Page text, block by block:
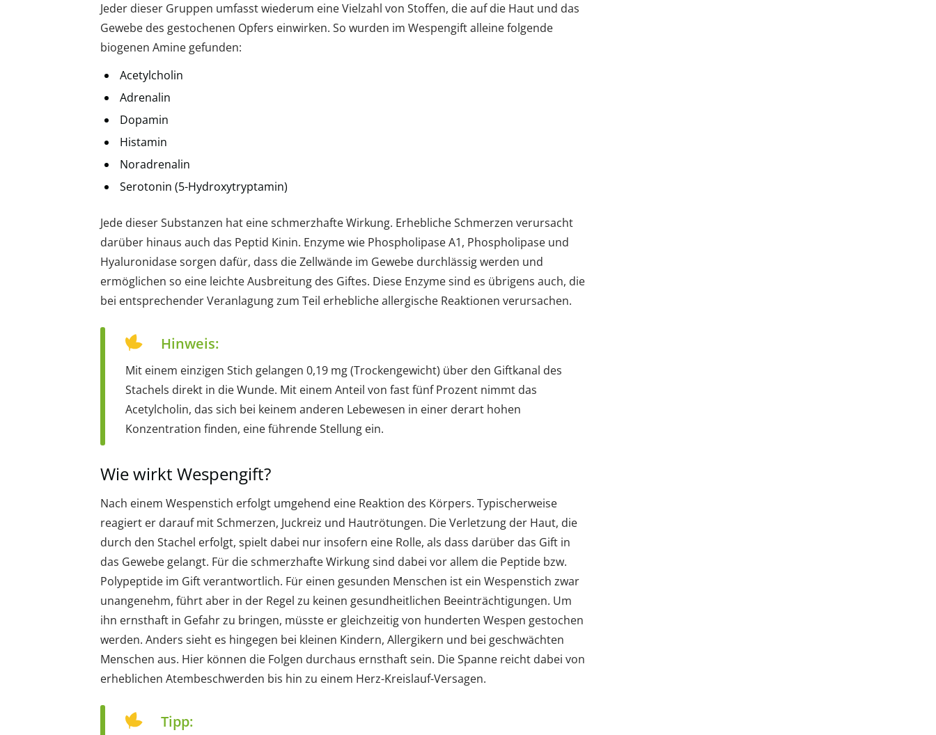
Jeder dieser Gruppen umfasst wiederum eine Vielzahl von Stoffen, die auf die Haut und das
Gewebe des gestochenen Opfers einwirken. So wurden im Wespengift alleine folgende
biogenen Amine gefunden:
Acetylcholin
Adrenalin
Dopamin
Histamin
Noradrenalin
Serotonin (5-Hydroxytryptamin)
Jede dieser Substanzen hat eine schmerzhafte Wirkung. Erhebliche Schmerzen verursacht
darüber hinaus auch das Peptid Kinin. Enzyme wie Phospholipase A1, Phospholipase und
Hyaluronidase sorgen dafür, dass die Zellwände im Gewebe durchlässig werden und
ermöglichen so eine leichte Ausbreitung des Giftes. Diese Enzyme sind es übrigens auch, die
bei entsprechender Veranlagung zum Teil erhebliche allergische Reaktionen verursachen.
Hinweis:
Mit einem einzigen Stich gelangen 0,19 mg (Trockengewicht) über den Giftkanal des
Stachels direkt in die Wunde. Mit einem Anteil von fast fünf Prozent nimmt das
Acetylcholin, das sich bei keinem anderen Lebewesen in einer derart hohen
Konzentration finden, eine führende Stellung ein.
Wie wirkt Wespengift?
Nach einem Wespenstich erfolgt umgehend eine Reaktion des Körpers. Typischerweise
reagiert er darauf mit Schmerzen, Juckreiz und Hautrötungen. Die Verletzung der Haut, die
durch den Stachel erfolgt, spielt dabei nur insofern eine Rolle, als dass darüber das Gift in
das Gewebe gelangt. Für die schmerzhafte Wirkung sind dabei vor allem die Peptide bzw.
Polypeptide im Gift verantwortlich. Für einen gesunden Menschen ist ein Wespenstich zwar
unangenehm, führt aber in der Regel zu keinen gesundheitlichen Beeinträchtigungen. Um
ihn ernsthaft in Gefahr zu bringen, müsste er gleichzeitig von hunderten Wespen gestochen
werden. Anders sieht es hingegen bei kleinen Kindern, Allergikern und bei geschwächten
Menschen aus. Hier können die Folgen durchaus ernsthaft sein. Die Spanne reicht dabei von
erheblichen Atembeschwerden bis hin zu einem Herz-Kreislauf-Versagen.
Tipp: